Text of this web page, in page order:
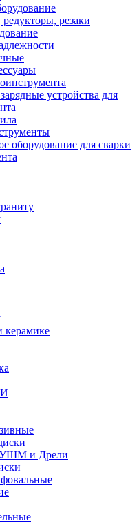
резаки
устройства для
оборудование для сварки
керамике
УШМ и Дрели